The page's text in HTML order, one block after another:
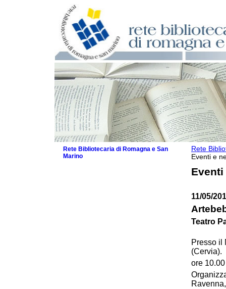
Rete
Eventi e
Eventi
11/05/
Teatro
Presso il
(Cervia).
ore 10.00
Rete Bibliotecaria di Romagna e San
Marino